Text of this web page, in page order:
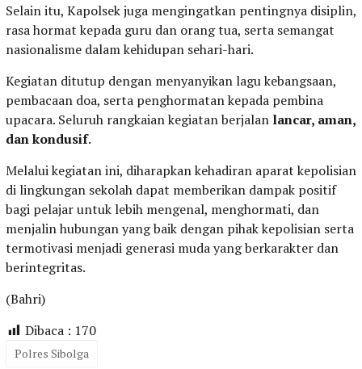
Selain itu, Kapolsek juga mengingatkan pentingnya disiplin,
rasa hormat kepada guru dan orang tua, serta semangat
nasionalisme dalam kehidupan sehari-hari.
Kegiatan ditutup dengan menyanyikan lagu kebangsaan,
pembacaan doa, serta penghormatan kepada pembina
upacara. Seluruh rangkaian kegiatan berjalan lancar, aman,
dan kondusif.
Melalui kegiatan ini, diharapkan kehadiran aparat kepolisian
di lingkungan sekolah dapat memberikan dampak positif
bagi pelajar untuk lebih mengenal, menghormati, dan
menjalin hubungan yang baik dengan pihak kepolisian serta
termotivasi menjadi generasi muda yang berkarakter dan
berintegritas.
(Bahri)
Dibaca : 170
Polres Sibolga